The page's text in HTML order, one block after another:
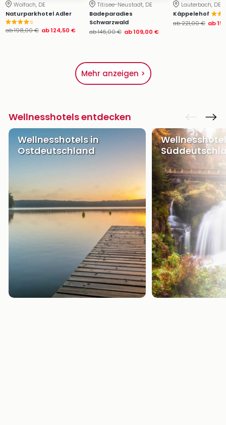
Wolfach, DE
Naturparkhotel Adler
s
ab198,00 € ab124,50 €
Titisee-Neustadt, DE
Badeparadies
Schwarzwald
ab146,00 € ab109,00 €
Lauterbach, DE
Käppelehof
ab221,00 € ab
Mehr anzeigen >
Wellnesshotels entdecken
Wellnesshotels in
Ostdeutschland